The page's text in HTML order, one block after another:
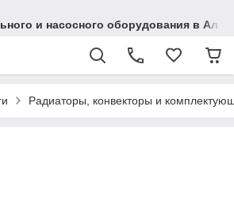
и насосного оборудования в
Радиаторы, конвекторы и